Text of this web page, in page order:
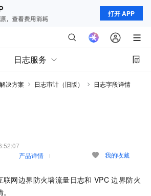
打开 APP
日志服务
决方案 日志审计（旧版）
日志字段详情
产品详情 我的收藏
网边界防火墙流量日志和 VPC 边界防火